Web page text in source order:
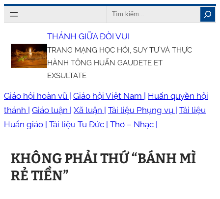
Chuyển
đến
nội
dung
Search
THÁNH GIỮA ĐỜI VUI
TRANG MẠNG HỌC HỎI, SUY TƯ VÀ THỰC
HÀNH TÔNG HUẤN GAUDETE ET
EXSULTATE
Giáo hội hoàn vũ | Giáo hội Việt Nam | Huấn quyền hội
thánh | Giáo luận | Xã luận | Tài liệu Phụng vụ | Tài liệu
Huấn giáo | Tài liệu Tu Đức | Thơ – Nhạc |
KHÔNG PHẢI THỨ “BÁNH MÌ
RẺ TIỀN”